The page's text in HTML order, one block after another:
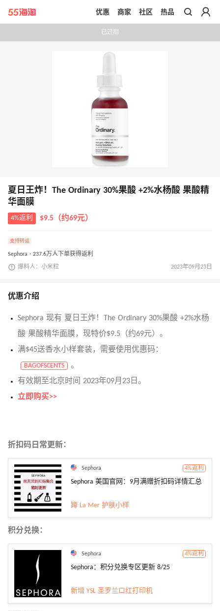
带你去官网买正品
优惠 商家 社区 热品
已过期
夏日王炸！The Ordinary 30%果酸 +2%水杨酸 果酸精
华面膜
4%返利 $9.5（约69元）
支持转运
Sephora · 237.6万人下单获得返利
爆料人：小米粒 2023年09月23日
优惠介绍
Sephora 现有 夏日王炸！The Ordinary 30%果酸 +2%水杨
酸 果酸精华面膜，现特价$9.5（约69元）。
满$45送香水小样套装，需要使用优惠码：
BAGOFSCENTS
。
有效期至北京时间 2023年09月23日。
立即购买>>
折扣码日常更新：
Sephora 4%返利
Sephora 美国官网：9月满赠折扣码详情汇总
蹲 La Mer 护肤小样
积分兑换：
Sephora 4%返利
Sephora：积分兑换专区更新 8/25
新增 YSL 圣罗兰口红打印机